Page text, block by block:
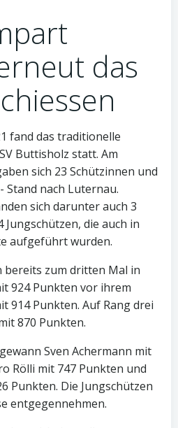
das
fand das traditionelle
Buttisholz statt. Am
sich 23 Schützinnen und
Stand nach Luternau.
sich darunter auch 3
die auch in
aufgeführt wurden.
bereits zum dritten Mal in
924 Punkten vor ihrem
914 Punkten. Auf Rang drei
870 Punkten.
Sven Achermann mit
Rölli mit 747 Punkten und
Punkten. Die Jungschützen
entgegennehmen.